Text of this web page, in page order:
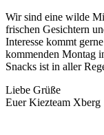
Wir sind eine wilde
frischen Gesichtern
Interesse kommt
kommenden Montag
Snacks ist in aller
Liebe Grüße
Euer Kiezteam Xberg